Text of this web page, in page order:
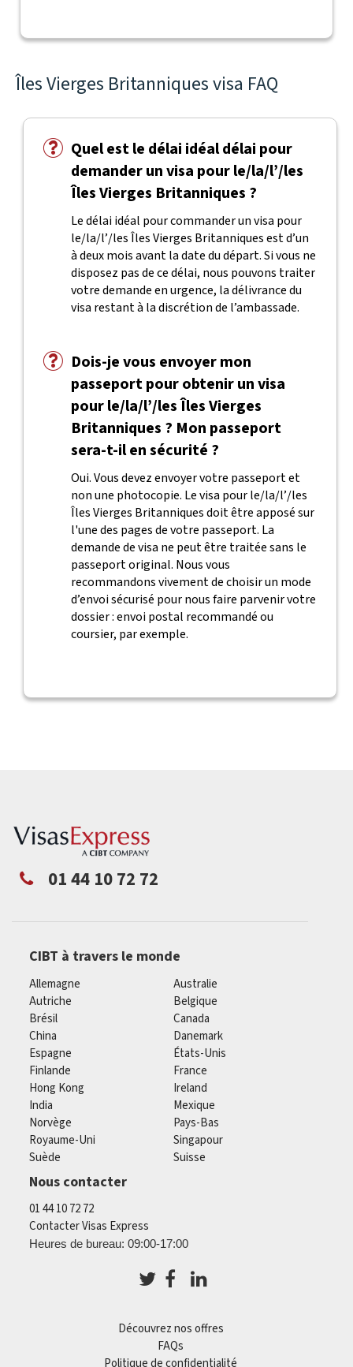
Îles Vierges Britanniques visa FAQ
Quel est le délai idéal délai pour
demander un visa pour le/la/l’/les
Îles Vierges Britanniques ?
Le délai idéal pour commander un visa pour
le/la/l’/les Îles Vierges Britanniques est d’un
à deux mois avant la date du départ. Si vous ne
disposez pas de ce délai, nous pouvons traiter
votre demande en urgence, la délivrance du
visa restant à la discrétion de l’ambassade.
Dois-je vous envoyer mon
passeport pour obtenir un visa
pour le/la/l’/les Îles Vierges
Britanniques ? Mon passeport
sera-t-il en sécurité ?
Oui. Vous devez envoyer votre passeport et
non une photocopie. Le visa pour le/la/l’/les
Îles Vierges Britanniques doit être apposé sur
l'une des pages de votre passeport. La
demande de visa ne peut être traitée sans le
passeport original. Nous vous
recommandons vivement de choisir un mode
d’envoi sécurisé pour nous faire parvenir votre
dossier : envoi postal recommandé ou
coursier, par exemple.
01 44 10 72 72
CIBT à travers le monde
Allemagne
Australie
Autriche
Belgique
Brésil
Canada
China
Danemark
Espagne
États-Unis
Finlande
France
Hong Kong
Ireland
India
Mexique
Norvège
Pays-Bas
Royaume-Uni
Singapour
Suède
Suisse
Nous contacter
01 44 10 72 72
Contacter Visas Express
Heures de bureau: 09:00-17:00
Découvrez nos offres
FAQs
Politique de confidentialité